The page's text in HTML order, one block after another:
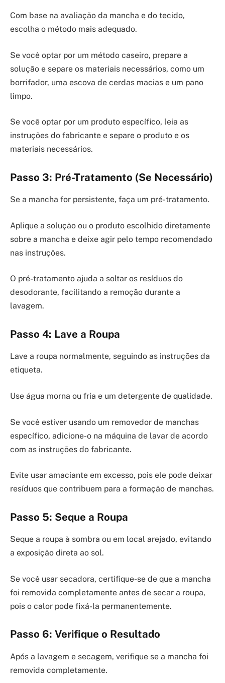
Com base na avaliação da mancha e do tecido,
escolha o método mais adequado.
Se você optar por um método caseiro, prepare a
solução e separe os materiais necessários, como um
borrifador, uma escova de cerdas macias e um pano
limpo.
Se você optar por um produto específico, leia as
instruções do fabricante e separe o produto e os
materiais necessários.
Passo 3: Pré-Tratamento (Se Necessário)
Se a mancha for persistente, faça um pré-tratamento.
Aplique a solução ou o produto escolhido diretamente
sobre a mancha e deixe agir pelo tempo recomendado
nas instruções.
O pré-tratamento ajuda a soltar os resíduos do
desodorante, facilitando a remoção durante a
lavagem.
Passo 4: Lave a Roupa
Lave a roupa normalmente, seguindo as instruções da
etiqueta.
Use água morna ou fria e um detergente de qualidade.
Se você estiver usando um removedor de manchas
específico, adicione-o na máquina de lavar de acordo
com as instruções do fabricante.
Evite usar amaciante em excesso, pois ele pode deixar
resíduos que contribuem para a formação de manchas.
Passo 5: Seque a Roupa
Seque a roupa à sombra ou em local arejado, evitando
a exposição direta ao sol.
Se você usar secadora, certifique-se de que a mancha
foi removida completamente antes de secar a roupa,
pois o calor pode fixá-la permanentemente.
Passo 6: Verifique o Resultado
Após a lavagem e secagem, verifique se a mancha foi
removida completamente.